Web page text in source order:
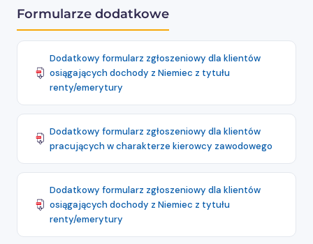
Formularze dodatkowe
Dodatkowy formularz zgłoszeniowy dla klientów
osiągających dochody z Niemiec z tytułu
renty/emerytury
Dodatkowy formularz zgłoszeniowy dla klientów
pracujących w charakterze kierowcy zawodowego
Dodatkowy formularz zgłoszeniowy dla klientów
osiągających dochody z Niemiec z tytułu
renty/emerytury